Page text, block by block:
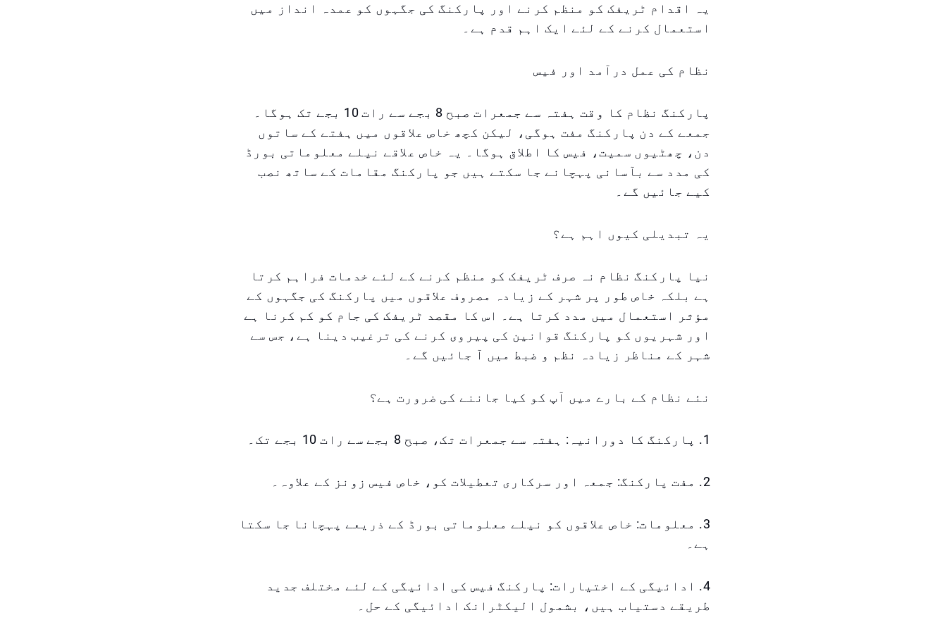
یہ اقدام ٹریفک کو منظم کرنے اور پارکنگ کی جگہوں کو عمدہ انداز میں
استعمال کرنے کے لئے ایک اہم قدم ہے۔
نظام کی عمل درآمد اور فیس
پارکنگ نظام کا وقت ہفتہ سے جمعرات صبح 8 بجے سے رات 10 بجے تک ہوگا۔
جمعے کے دن پارکنگ مفت ہوگی، لیکن کچھ خاص علاقوں میں ہفتے کے ساتوں
دن، چھٹیوں سمیت، فیس کا اطلاق ہوگا۔ یہ خاص علاقے نیلے معلوماتی بورڈ
کی مدد سے بآسانی پہچانے جا سکتے ہیں جو پارکنگ مقامات کے ساتھ نصب
کیے جائیں گے۔
یہ تبدیلی کیوں اہم ہے؟
نیا پارکنگ نظام نہ صرف ٹریفک کو منظم کرنے کے لئے خدمات فراہم کرتا
ہے بلکہ خاص طور پر شہر کے زیادہ مصروف علاقوں میں پارکنگ کی جگہوں کے
مؤثر استعمال میں مدد کرتا ہے۔ اس کا مقصد ٹریفک کی جام کو کم کرنا ہے
اور شہریوں کو پارکنگ قوانین کی پیروی کرنے کی ترغیب دینا ہے، جس سے
شہر کے مناظر زیادہ نظم و ضبط میں آ جائیں گے۔
نئے نظام کے بارے میں آپ کو کیا جاننے کی ضرورت ہے؟
1. پارکنگ کا دورانیہ: ہفتہ سے جمعرات تک، صبح 8 بجے سے رات 10 بجے تک۔
2. مفت پارکنگ: جمعہ اور سرکاری تعطیلات کو، خاص فیس زونز کے علاوہ۔
3. معلومات: خاص علاقوں کو نیلے معلوماتی بورڈ کے ذریعے پہچانا جا سکتا
ہے۔
4. ادائیگی کے اختیارات: پارکنگ فیس کی ادائیگی کے لئے مختلف جدید
طریقے دستیاب ہیں، بشمول الیکٹرانک ادائیگی کے حل۔